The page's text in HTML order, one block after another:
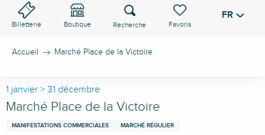
Billetterie Boutique
Voir les favoris
Recherche FR
Accueil Marché Place de la Victoire
1 janvier > 31 décembre
Marché Place de la Victoire
MANIFESTATIONS COMMERCIALES MARCHÉ RÉGULIER